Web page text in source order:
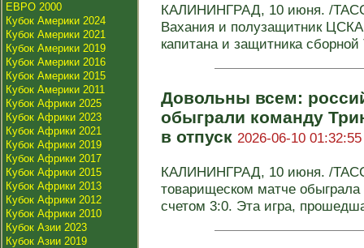
ЕВРО 2000
Кубок Америки 2024
Кубок Америки 2021
Кубок Америки 2019
Кубок Америки 2016
Кубок Америки 2015
Кубок Америки 2011
Кубок Африки 2025
Кубок Африки 2023
Кубок Африки 2021
Кубок Африки 2019
Кубок Африки 2017
Кубок Африки 2015
Кубок Африки 2013
Кубок Африки 2012
Кубок Африки 2010
Кубок Азии 2023
Кубок Азии 2019
КАЛИНИНГРАД, 10 июня. /
Вахания и полузащитник
капитана и защитника
Довольны всем:
обыграли команду
в отпуск 2026-06-10 01:32:55
КАЛИНИНГРАД, 10 июня. /
товарищеском матче
счетом 3:0. Эта игра,